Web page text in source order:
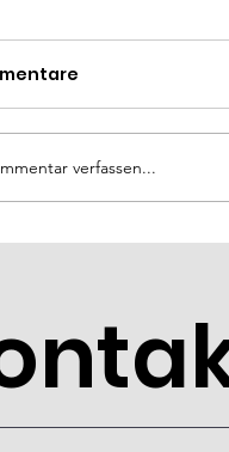
vorbeugen können
verfassen...